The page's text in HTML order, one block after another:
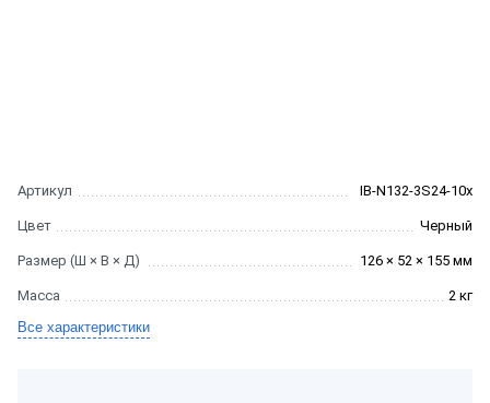
Артикул IB-N132-3S24-10x
Цвет Черный
Размер (Ш × В × Д) 126 × 52 × 155 мм
Масса
2 кг
Все характеристики